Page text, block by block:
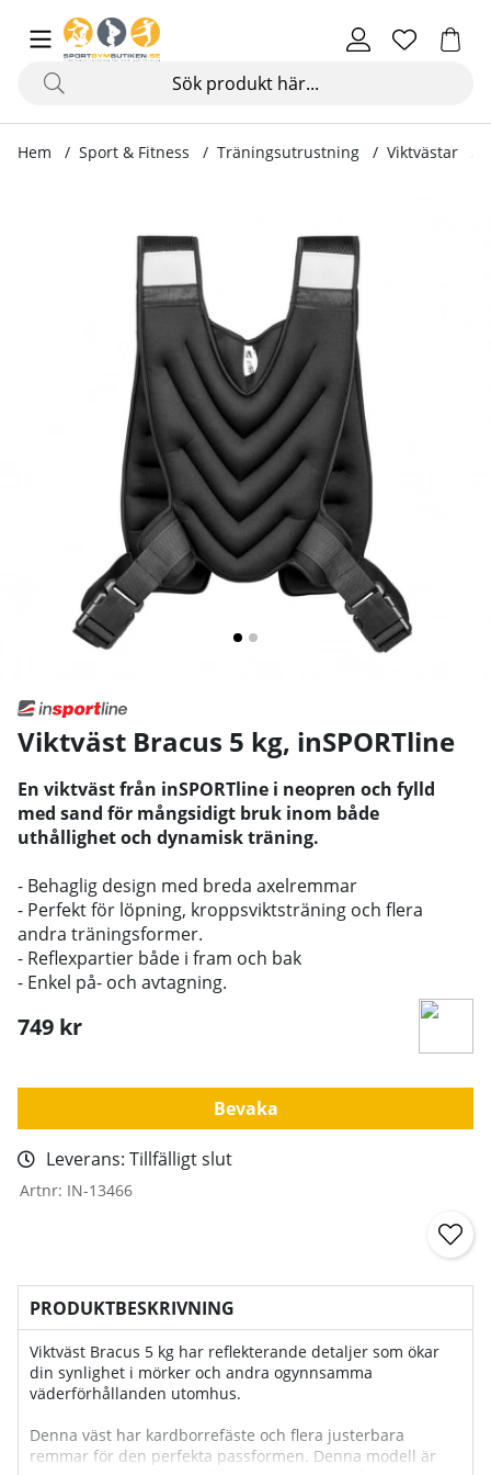
Hem Sport & Fitness Träningsutrustning Viktvästar
Viktväst Bracus 5 kg, inSPORTline
En viktväst från inSPORTline i neopren och fylld
med sand för mångsidigt bruk inom både
uthållighet och dynamisk träning.
- Behaglig design med breda axelremmar
- Perfekt för löpning, kroppsviktsträning och flera
andra träningsformer.
- Reflexpartier både i fram och bak
- Enkel på- och avtagning.
749 kr
Bevaka
Leverans: Tillfälligt slut
Artnr: IN-13466
PRODUKTBESKRIVNING
Viktväst Bracus 5 kg har reflekterande detaljer som ökar
din synlighet i mörker och andra ogynnsamma
väderförhållanden utomhus.
Denna väst har kardborrefäste och flera justerbara
remmar för den perfekta passformen. Denna modell är